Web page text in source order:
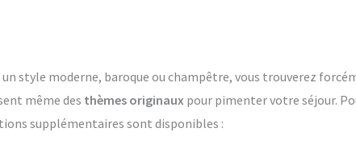
un style moderne, baroque ou champêtre, vous trouverez
même des thèmes originaux pour pimenter votre séjour.
supplémentaires sont disponibles :